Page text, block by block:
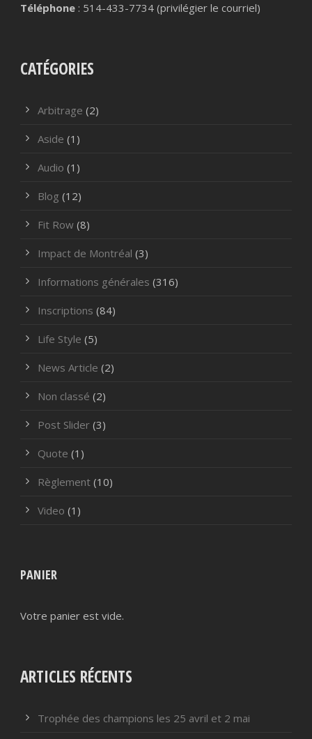
Téléphone : 514-433-7734 (privilégier le courriel)
CATÉGORIES
Arbitrage (2)
Aside (1)
Audio (1)
Blog (12)
Fit Row (8)
Impact de Montréal (3)
Informations générales (316)
Inscriptions (84)
Life Style (5)
News Article (2)
Non classé (2)
Post Slider (3)
Quote (1)
Règlement (10)
Video (1)
PANIER
Votre panier est vide.
ARTICLES RÉCENTS
Trophée des champions les 25 avril et 2 mai